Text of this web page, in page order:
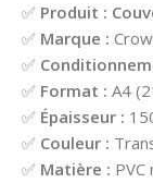
✅ Produit :
✅ Marque :
✅
✅ Format : A4
✅ Épaisseur :
✅ Couleur :
✅ Matière :